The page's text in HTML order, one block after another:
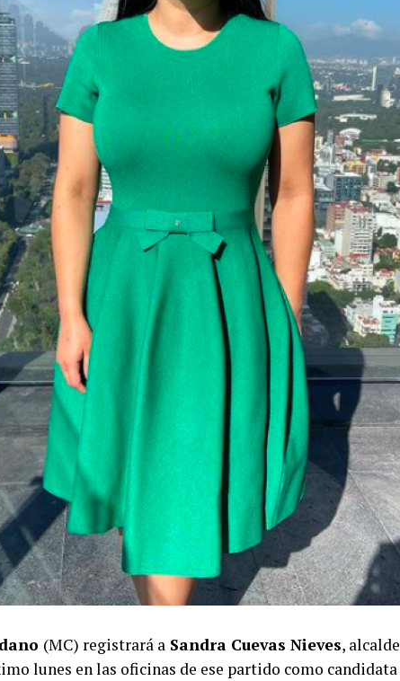
(MC) registrará a Sandra Cuevas Nieves,
lunes en las oficinas de ese partido como candidata